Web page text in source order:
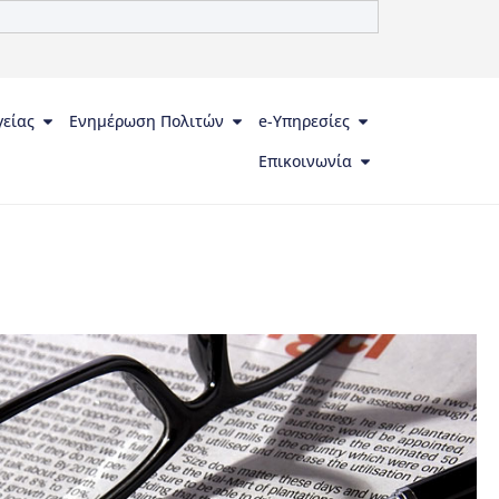
Ενημέρωση Πολιτών
e-Υπηρεσίες
Επικοινωνία